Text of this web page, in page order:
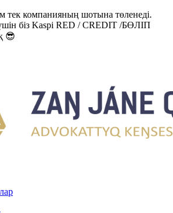
тек компанияның шотына төленеді.
біз Kaspi RED / CREDIT /БӨЛІП
😎